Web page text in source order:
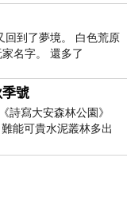
回到了夢境。 白色荒原
名字。 還多了
號
詩寫大安森林公園》
能可貴水泥叢林多出